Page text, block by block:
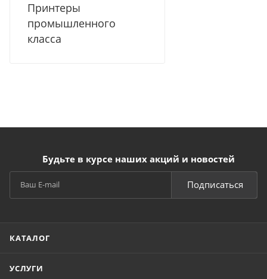
Принтеры
промышленного
класса
Будьте в курсе наших акций и новостей
Подписаться
КАТАЛОГ
УСЛУГИ